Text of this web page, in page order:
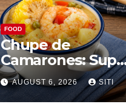
FOOD
Chupe de
Camarones: Sup
Udang Khas Peru
yang Gurih Lezat
AUGUST 6, 2026 SITI